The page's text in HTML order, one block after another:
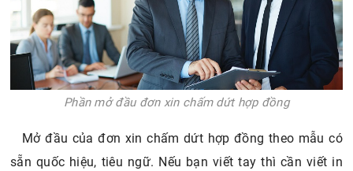
Phần mở đầu đơn xin chấm dứt hợp đồng
Mở đầu của đơn xin chấm dứt hợp đồng theo mẫu có
sẵn quốc hiệu, tiêu ngữ. Nếu bạn viết tay thì cần viết in